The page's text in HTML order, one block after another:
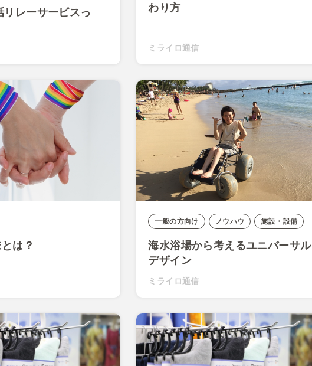
リレーサービスっ
わり方
ミライロ通信
は？
一般の方向け ノウハウ 施設・設備
海水浴場から考えるユニバーサル
デザイン
ミライロ通信